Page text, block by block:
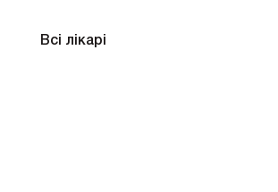
Всі лікарі